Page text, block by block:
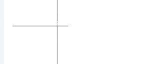
Conte Conosco